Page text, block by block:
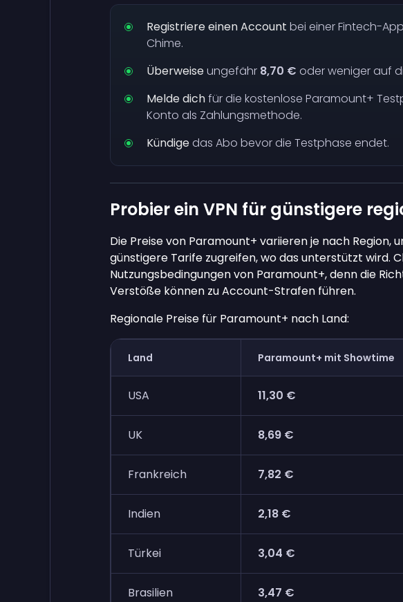
Registriere einen Account bei einer Fintech-
Chime.
Überweiseungefähr 8,70 € oder weniger auf
Melde dichfür die kostenlose Paramount+
Konto als Zahlungsmethode.
Kündigedas Abo bevor die Testphase endet.
Probier ein VPN für günstigere
Die Preise von Paramount+ variieren je nach Region,
günstigere Tarife zugreifen, wo das unterstützt wird.
Nutzungsbedingungen von Paramount+, denn die
Verstöße können zu Account-Strafen führen.
Regionale Preise für Paramount+ nach Land:
Land Paramount+ mit Showtime
USA 11,30 €
UK 8,69 €
Frankreich 7,82 €
Indien 2,18 €
Türkei 3,04 €
Brasilien 3,47 €